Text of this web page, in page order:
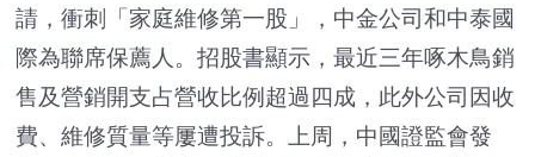
請，衝刺「家庭維修第一股」，中金公司和中泰國
際為聯席保薦人。招股書顯示，最近三年啄木鳥銷
售及營銷開支占營收比例超過四成，此外公司因收
費、維修質量等屢遭投訴。上周，中國證監會發